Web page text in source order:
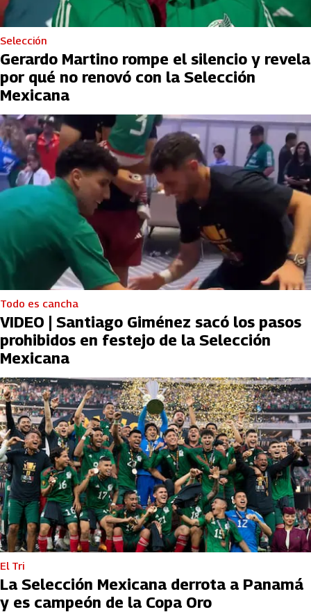
Selección
Gerardo Martino rompe el silencio y revela
por qué no renovó con la Selección
Mexicana
Todo es cancha
VIDEO | Santiago Giménez sacó los pasos
prohibidos en festejo de la Selección
Mexicana
El Tri
La Selección Mexicana derrota a Panamá
y es campeón de la Copa Oro